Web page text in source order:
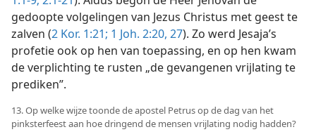
gedoopte volgelingen van Jezus Christus met geest te
zalven (2 Kor. 1:21; 1 Joh. 2:20, 27). Zo werd Jesaja’s
profetie ook op hen van toepassing, en op hen kwam
de verplichting te rusten „de gevangenen vrijlating te
prediken”.
13. Op welke wijze toonde de apostel Petrus op de dag van het
pinksterfeest aan hoe dringend de mensen vrijlating nodig hadden?